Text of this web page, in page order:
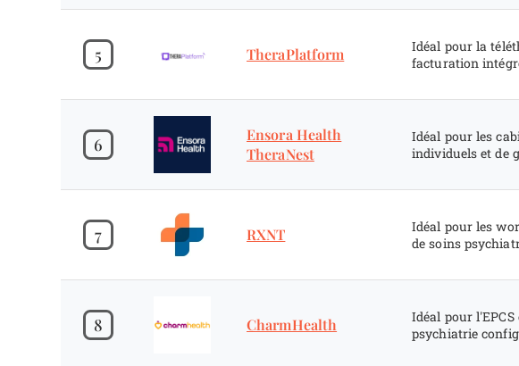
5 TheraPlatform
Idéal pour la
facturation
6
Ensora Health
TheraNest
Idéal pour les
individuels et de
7 RXNT
Idéal pour les
de soins
8 CharmHealth
Idéal pour l'EPCS
psychiatrie